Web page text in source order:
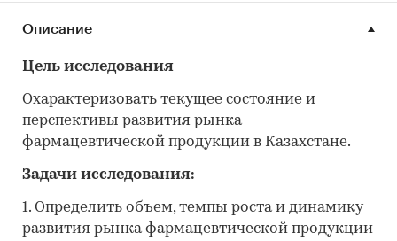
Описание
Цель исследования
Охарактеризовать текущее состояние и
перспективы развития рынка
фармацевтической продукции в Казахстане.
Задачи исследования:
1. Определить объем, темпы роста и динамику
развития рынка фармацевтической продукции